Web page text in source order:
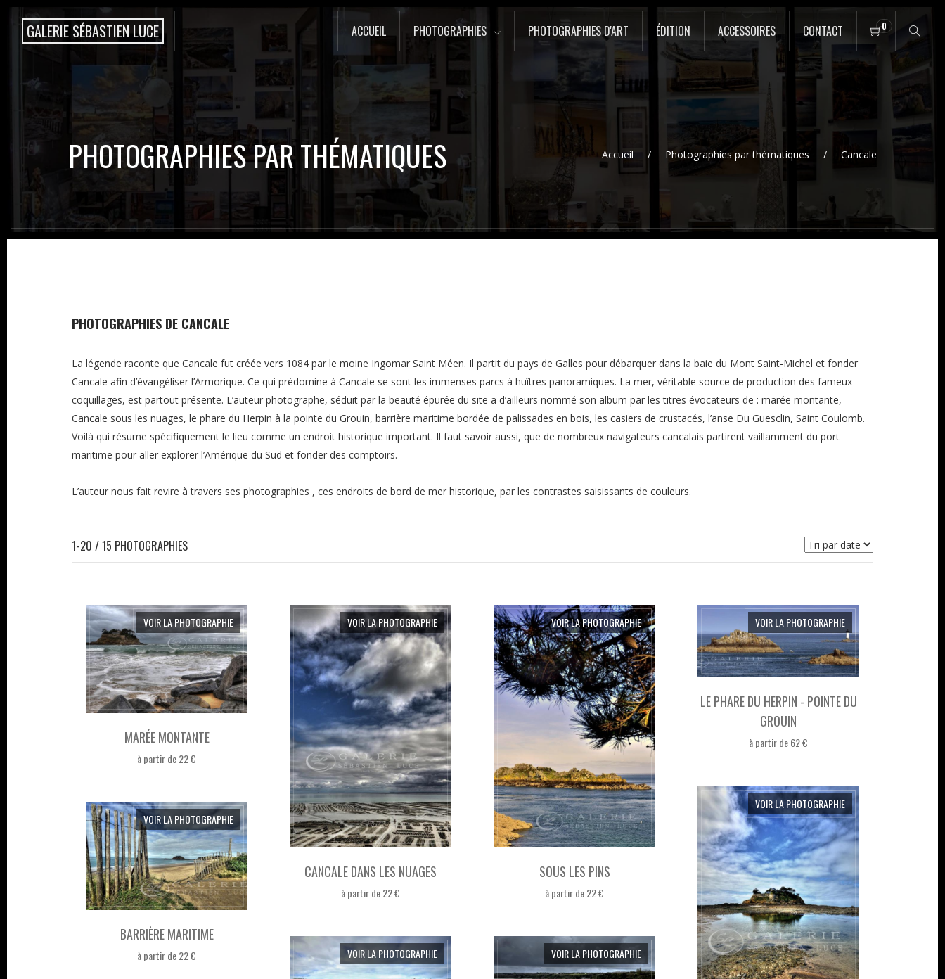
GALERIE SÉBASTIEN LUCE ACCUEIL PHOTOGRAPHIES PHOTOGRAPHIES D'ART ÉDITION ACCESSOIRES CONTACT 0
PHOTOGRAPHIES PAR THÉMATIQUES Accueil Photographies par thématiques Cancale
PHOTOGRAPHIES DE CANCALE
La légende raconte que Cancale fut créée vers 1084 par le moine Ingomar Saint Méen. Il partit du pays de Galles pour débarquer dans la baie du Mont Saint-Michel et fonder
Cancale afin d’évangéliser l’Armorique. Ce qui prédomine à Cancale se sont les immenses parcs à huîtres panoramiques. La mer, véritable source de production des fameux
coquillages, est partout présente. L’auteur photographe, séduit par la beauté épurée du site a d’ailleurs nommé son album par les titres évocateurs de : marée montante,
Cancale sous les nuages, le phare du Herpin à la pointe du Grouin, barrière maritime bordée de palissades en bois, les casiers de crustacés, l’anse Du Guesclin, Saint Coulomb.
Voilà qui résume spécifiquement le lieu comme un endroit historique important. Il faut savoir aussi, que de nombreux navigateurs cancalais partirent vaillamment du port
maritime pour aller explorer l’Amérique du Sud et fonder des comptoirs.
L’auteur nous fait revire à travers ses photographies , ces endroits de bord de mer historique, par les contrastes saisissants de couleurs.
1-20 / 15 PHOTOGRAPHIES
MARÉE MONTANTE
à partir de 22 €
VOIR LA PHOTOGRAPHIE
CANCALE DANS LES NUAGES
à partir de 22 €
VOIR LA PHOTOGRAPHIE
SOUS LES PINS
à partir de 22 €
VOIR LA PHOTOGRAPHIE
LE PHARE DU HERPIN - POINTE DU
GROUIN
à partir de 62 €
VOIR LA PHOTOGRAPHIE
VOIR LA PHOTOGRAPHIE
BARRIÈRE MARITIME
à partir de 22 €
VOIR LA PHOTOGRAPHIE
VOIR LA PHOTOGRAPHIE VOIR LA PHOTOGRAPHIE